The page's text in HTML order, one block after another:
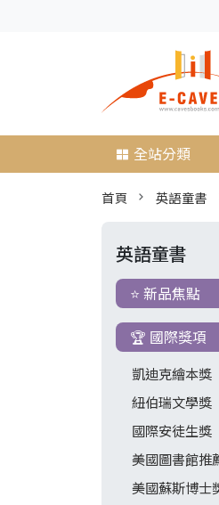
全站分類
首頁 英語童書
英語童書
⭐ 新品焦點
🏆 國際獎項
凱迪克繪本獎
紐伯瑞文學獎
國際安徒生獎
美國圖書館推
美國蘇斯博士